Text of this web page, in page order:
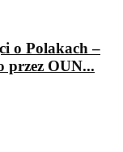
o Polakach –
przez OUN...